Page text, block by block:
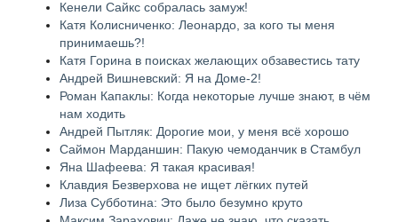
Кенели Сайкс собралась замуж!
Катя Колисниченко: Леонардо, за кого ты меня
принимаешь?!
Катя Горина в поисках желающих обзавестись тату
Андрей Вишневский: Я на Доме-2!
Роман Капаклы: Когда некоторые лучше знают, в чём
нам ходить
Андрей Пытляк: Дорогие мои, у меня всё хорошо
Саймон Марданшин: Пакую чемоданчик в Стамбул
Яна Шафеева: Я такая красивая!
Клавдия Безверхова не ищет лёгких путей
Лиза Субботина: Это было безумно круто